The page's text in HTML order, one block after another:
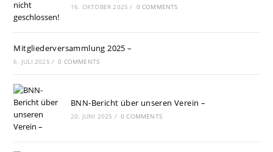
16. OKTOBER 2025 / 0 COMMENTS
Mitgliederversammlung 2025 –
6. JULI 2025 / 0 COMMENTS
BNN-Bericht über unseren Verein –
20. JUNI 2025 / 0 COMMENTS